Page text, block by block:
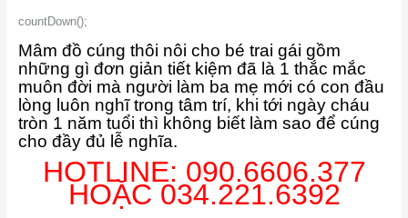
countDown();
Mâm đồ cúng thôi nôi cho bé trai gái gồm
những gì đơn giản tiết kiệm đã là 1 thắc mắc
muôn đời mà người làm ba mẹ mới có con đầu
lòng luôn nghĩ trong tâm trí, khi tới ngày cháu
tròn 1 năm tuổi thì không biết làm sao để cúng
cho đầy đủ lễ nghĩa.
HOTLINE: 090.6606.377
HOẶC 034.221.6392